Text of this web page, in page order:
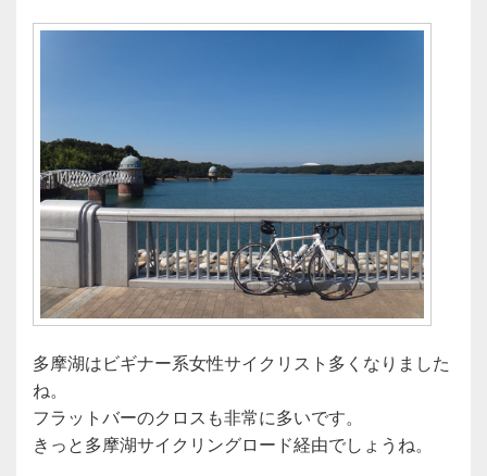
多摩湖はビギナー系女性サイクリスト多くなりました
ね。
フラットバーのクロスも非常に多いです。
きっと多摩湖サイクリングロード経由でしょうね。